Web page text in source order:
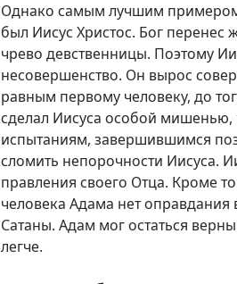
Однако самым лучшим
был Иисус Христос. Бог перенес
чрево девственницы. Поэтому
несовершенство. Он вырос
равным первому человеку, до
сделал Иисуса особой
испытаниям, завершившимся
сломить непорочности Иисуса.
правления своего Отца. Кроме
человека Адама нет
Сатаны. Адам мог остаться
легче.